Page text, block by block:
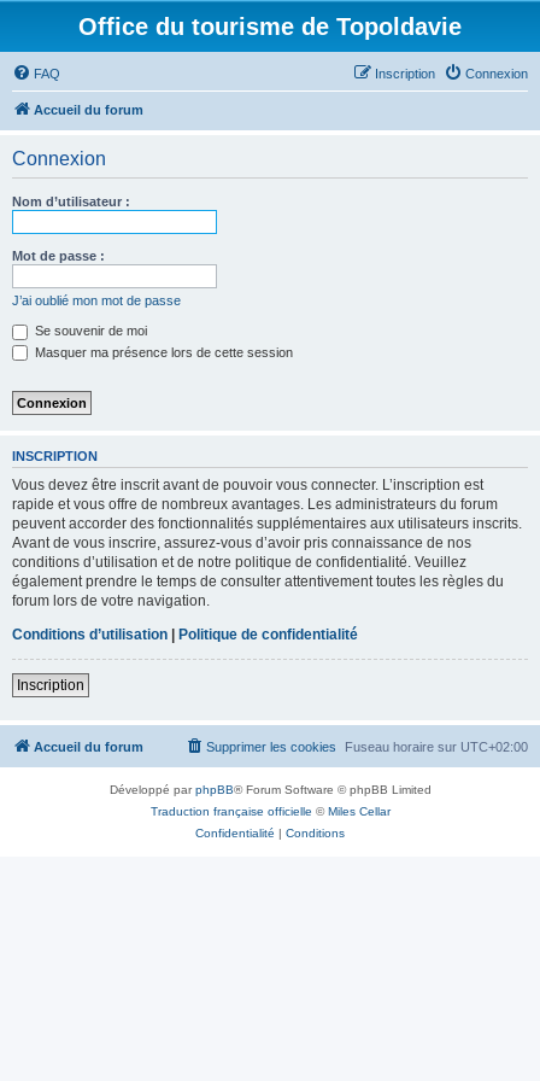
Office du tourisme de Topoldavie
FAQ Connexion
Inscription
Accueil du forum
Connexion
Nom d’utilisateur :
Mot de passe :
J’ai oublié mon mot de passe
Se souvenir de moi
Masquer ma présence lors de cette session
INSCRIPTION
Vous devez être inscrit avant de pouvoir vous connecter. L’inscription est
rapide et vous offre de nombreux avantages. Les administrateurs du forum
peuvent accorder des fonctionnalités supplémentaires aux utilisateurs inscrits.
Avant de vous inscrire, assurez-vous d’avoir pris connaissance de nos
conditions d’utilisation et de notre politique de confidentialité. Veuillez
également prendre le temps de consulter attentivement toutes les règles du
forum lors de votre navigation.
Conditions d’utilisation | Politique de confidentialité
Inscription
Accueil du forum Fuseau horaire sur UTC+02:00
Supprimer les cookies
Développé parphpBB® Forum Software © phpBB Limited
Traduction française officielle ©Miles Cellar
Confidentialité | Conditions